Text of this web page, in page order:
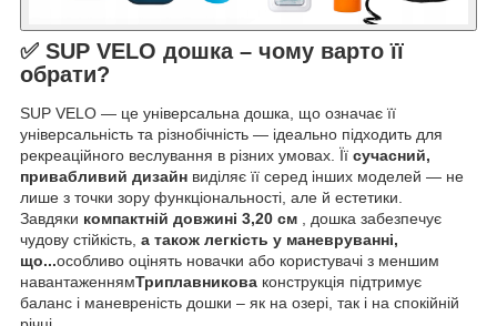
✅ SUP VELO дошка – чому варто її
обрати?
SUP VELO — це універсальна дошка, що означає її
універсальність та різнобічність — ідеально підходить для
рекреаційного веслування в різних умовах. Її сучасний,
привабливий дизайн виділяє її серед інших моделей — не
лише з точки зору функціональності, але й естетики.
Завдяки компактній довжині 3,20 см , дошка забезпечує
чудову стійкість, а також легкість у маневруванні,
що...особливо оцінять новачки або користувачі з меншим
навантаженнямТриплавникова конструкція підтримує
баланс і маневреність дошки – як на озері, так і на спокійній